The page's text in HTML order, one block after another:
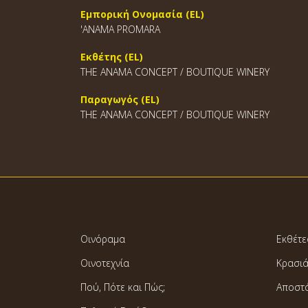
Εμπορική Ονομασία (EL)
'ANAMA PROMARA
Εκθέτης (EL)
THE ANAMA CONCEPT / BOUTIQUE WINERY
Παραγωγός (EL)
THE ANAMA CONCEPT / BOUTIQUE WINERY
Οινόραμα
Οινοτεχνία
Πού, Πότε και Πώς;
Κρασιά